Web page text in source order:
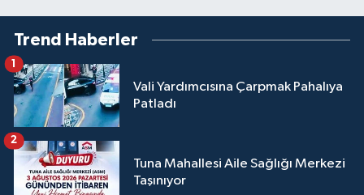
Trend Haberler
Vali Yardımcısına Çarpmak Pahalıya
Patladı
1
Tuna Mahallesi Aile Sağlığı Merkezi
Taşınıyor
2